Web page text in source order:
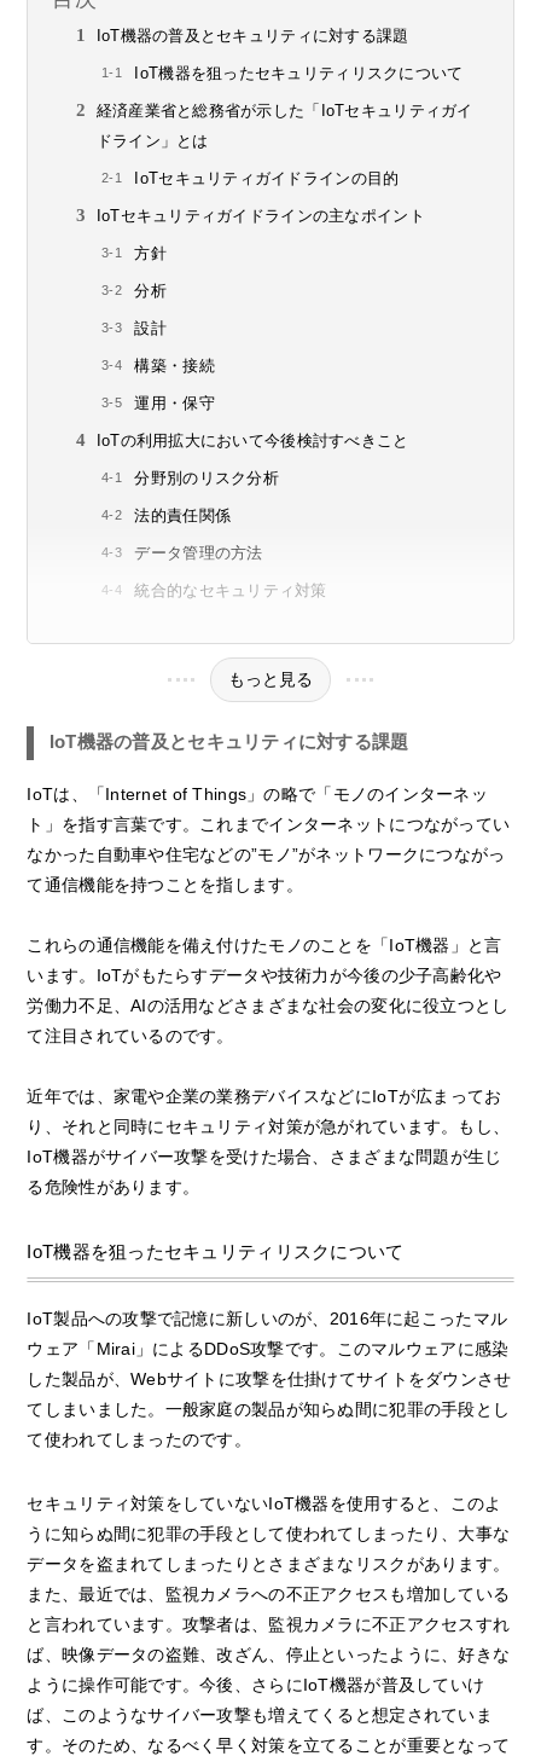
IoT機器の普及とセキュリティに対する課題
IoT機器を狙ったセキュリティリスクについて
経済産業省と総務省が示した「IoTセキュリティガイ
ドライン」とは
IoTセキュリティガイドラインの目的
IoTセキュリティガイドラインの主なポイント
方針
分析
設計
構築・接続
運用・保守
IoTの利用拡大において今後検討すべきこと
分野別のリスク分析
法的責任関係
データ管理の方法
統合的なセキュリティ対策
もっと見る
IoT機器の普及とセキュリティに対する課題
IoTは、「Internet of Things」の略で「モノのインターネッ
ト」を指す言葉です。これまでインターネットにつながってい
なかった自動車や住宅などの”モノ”がネットワークにつながっ
て通信機能を持つことを指します。
これらの通信機能を備え付けたモノのことを「IoT機器」と言
います。IoTがもたらすデータや技術力が今後の少子高齢化や
労働力不足、AIの活用などさまざまな社会の変化に役立つとし
て注目されているのです。
近年では、家電や企業の業務デバイスなどにIoTが広まってお
り、それと同時にセキュリティ対策が急がれています。もし、
IoT機器がサイバー攻撃を受けた場合、さまざまな問題が生じ
る危険性があります。
IoT機器を狙ったセキュリティリスクについて
IoT製品への攻撃で記憶に新しいのが、2016年に起こったマル
ウェア「Mirai」によるDDoS攻撃です。このマルウェアに感染
した製品が、Webサイトに攻撃を仕掛けてサイトをダウンさせ
てしまいました。一般家庭の製品が知らぬ間に犯罪の手段とし
て使われてしまったのです。
セキュリティ対策をしていないIoT機器を使用すると、このよ
うに知らぬ間に犯罪の手段として使われてしまったり、大事な
データを盗まれてしまったりとさまざまなリスクがあります。
また、最近では、監視カメラへの不正アクセスも増加している
と言われています。攻撃者は、監視カメラに不正アクセスすれ
ば、映像データの盗難、改ざん、停止といったように、好きな
ように操作可能です。今後、さらにIoT機器が普及していけ
ば、このようなサイバー攻撃も増えてくると想定されていま
す。そのため、なるべく早く対策を立てることが重要となって